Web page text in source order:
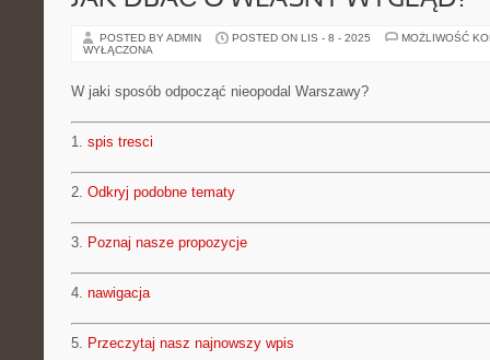
POSTED BY ADMIN POSTED ON LIS - 8 - 2025
MOŻLIWOŚĆ
WYŁĄCZONA
W jaki sposób odpocząć nieopodal Warszawy?
1. spis tresci
2. Odkryj podobne tematy
3. Poznaj nasze propozycje
4. nawigacja
5. Przeczytaj nasz najnowszy wpis